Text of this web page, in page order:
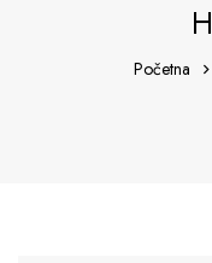
Početna